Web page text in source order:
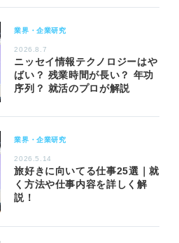
業界・企業研究
2026.8.7
ニッセイ情報テクノロジーはや
ばい？ 残業時間が長い？ 年功
序列？ 就活のプロが解説
業界・企業研究
2026.5.14
旅好きに向いてる仕事25選｜就
く方法や仕事内容を詳しく解
説！